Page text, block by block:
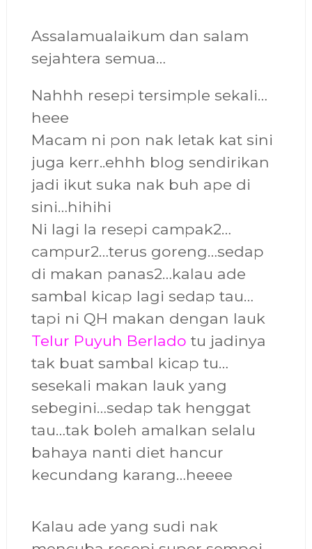
Assalamualaikum dan salam
sejahtera semua…
Nahhh resepi tersimple sekali…
heee
Macam ni pon nak letak kat sini
juga kerr..ehhh blog sendirikan
jadi ikut suka nak buh ape di
sini…hihihi
Ni lagi la resepi campak2…
campur2…terus goreng…sedap
di makan panas2…kalau ade
sambal kicap lagi sedap tau…
tapi ni QH makan dengan lauk
Telur Puyuh Berlado tu jadinya
tak buat sambal kicap tu…
sesekali makan lauk yang
sebegini…sedap tak henggat
tau…tak boleh amalkan selalu
bahaya nanti diet hancur
kecundang karang…heeee
Kalau ade yang sudi nak